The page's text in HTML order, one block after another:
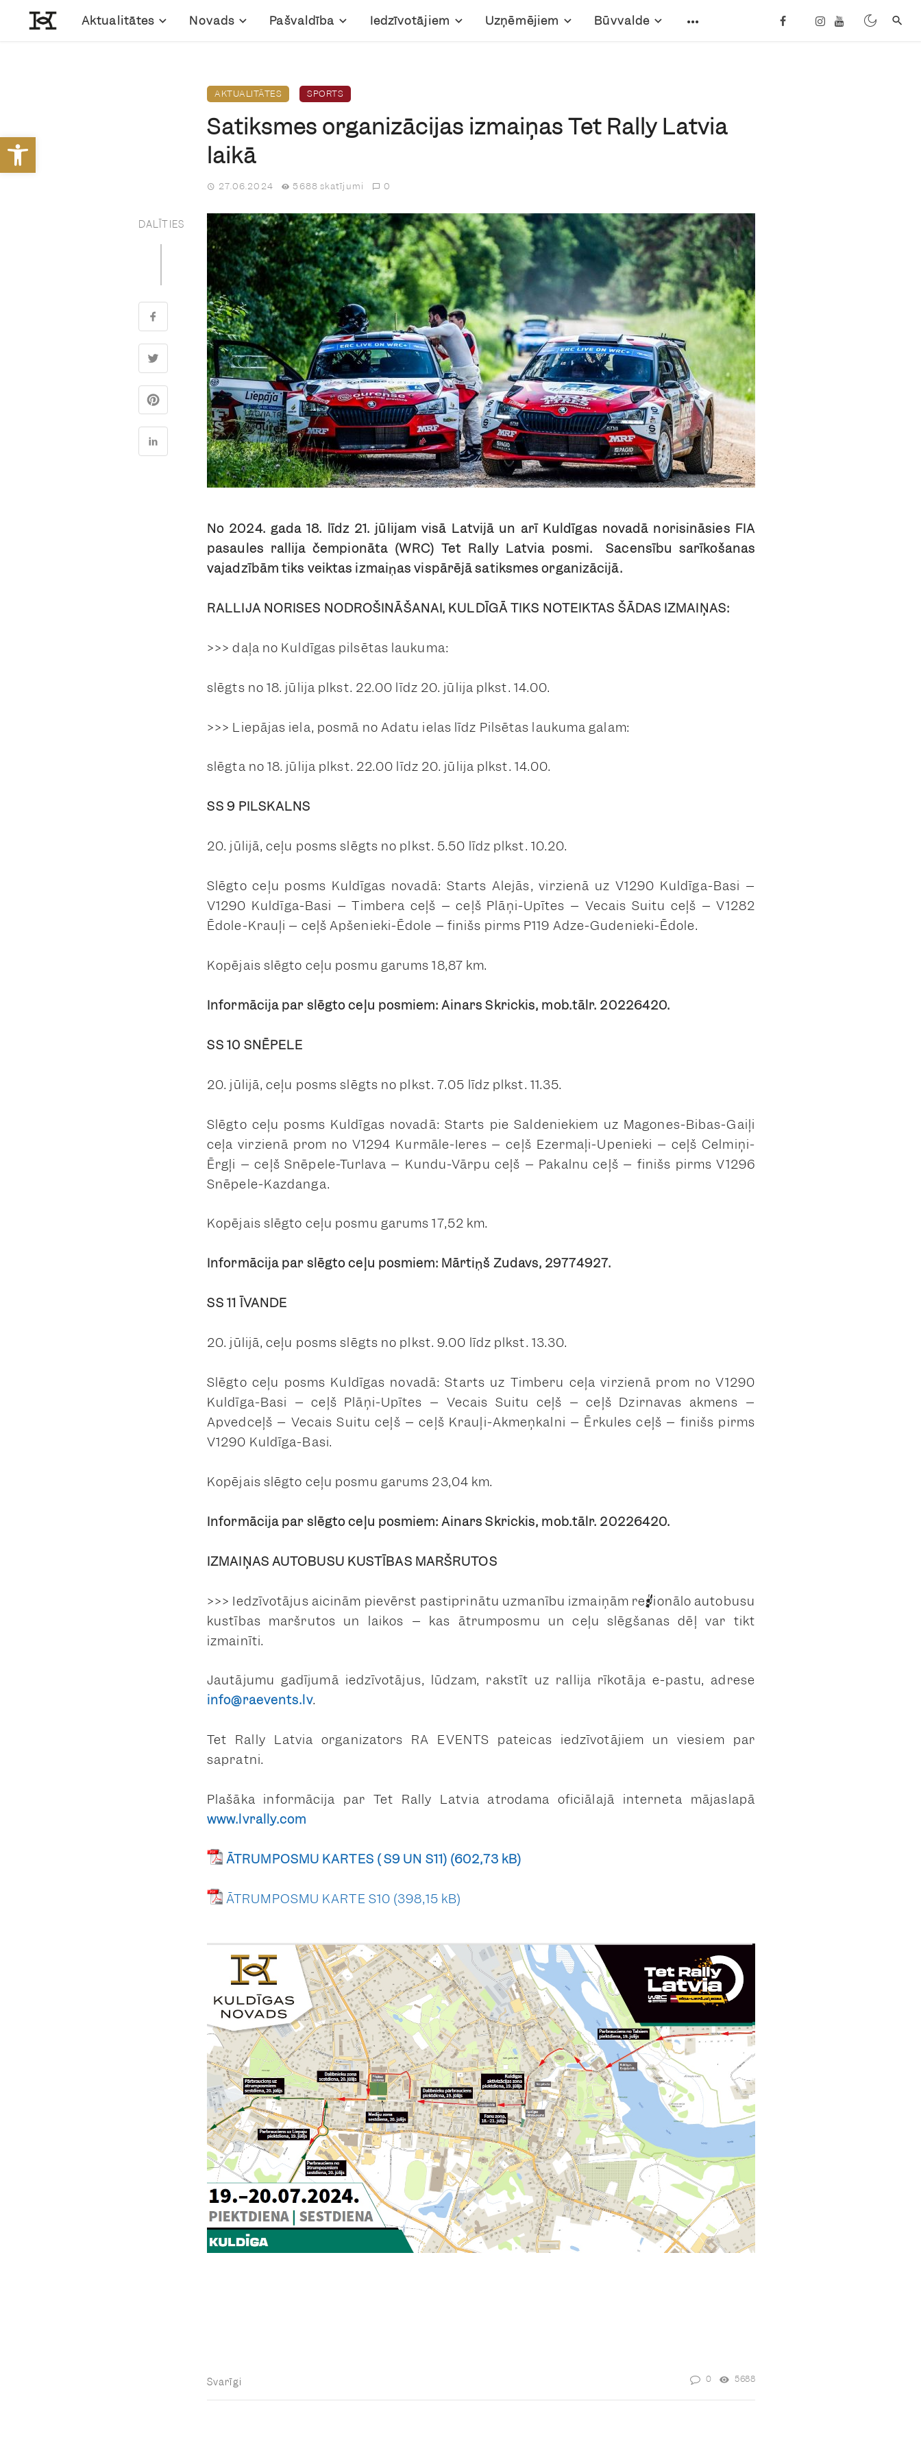
Open toolbar
Aktualitātes Novads Pašvaldība Iedzīvotājiem Uzņēmējiem Būvvalde
AKTUALITĀTES SPORTS
Satiksmes organizācijas izmaiņas Tet Rally Latvia
laikā
27.06.2024 5688 skatījumi 0
DALĪTIES
No 2024. gada 18. līdz 21. jūlijam visā Latvijā un arī Kuldīgas novadā norisināsies FIA
pasaules rallija čempionāta (WRC)Tet Rally Latvia posmi. Sacensību sarīkošanas
vajadzībām tiks veiktas izmaiņas vispārējā satiksmes organizācijā.
RALLIJA NORISES NODROŠINĀŠANAI, KULDĪGĀ TIKS NOTEIKTAS ŠĀDAS IZMAIŅAS:
>>> daļa no Kuldīgas pilsētas laukuma:
slēgts no 18. jūlija plkst. 22.00 līdz 20. jūlija plkst. 14.00.
>>> Liepājas iela, posmā no Adatu ielas līdz Pilsētas laukuma galam:
slēgta no 18. jūlija plkst. 22.00 līdz 20. jūlija plkst. 14.00.
SS 9 PILSKALNS
20. jūlijā, ceļu posms slēgts no plkst. 5.50 līdz plkst. 10.20.
Slēgto ceļu posms Kuldīgas novadā: Starts Alejās, virzienā uz V1290 Kuldīga-Basi –
V1290 Kuldīga-Basi – Timbera ceļš – ceļš Plāņi-Upītes – Vecais Suitu ceļš – V1282
Ēdole-Krauļi – ceļš Apšenieki-Ēdole – finišs pirms P119 Adze-Gudenieki-Ēdole.
Kopējais slēgto ceļu posmu garums 18,87 km.
Informācija par slēgto ceļu posmiem: Ainars Skrickis, mob.tālr. 20226420.
SS 10 SNĒPELE
20. jūlijā, ceļu posms slēgts no plkst. 7.05 līdz plkst. 11.35.
Slēgto ceļu posms Kuldīgas novadā: Starts pie Saldeniekiem uz Magones-Bibas-Gaiļi
ceļa virzienā prom no V1294 Kurmāle-Ieres – ceļš Ezermaļi-Upenieki – ceļš Celmiņi-
Ērgļi – ceļš Snēpele-Turlava – Kundu-Vārpu ceļš – Pakalnu ceļš – finišs pirms V1296
Snēpele-Kazdanga.
Kopējais slēgto ceļu posmu garums 17,52 km.
Informācija par slēgto ceļu posmiem: Mārtiņš Zudavs, 29774927.
SS 11 ĪVANDE
20. jūlijā, ceļu posms slēgts no plkst. 9.00 līdz plkst. 13.30.
Slēgto ceļu posms Kuldīgas novadā: Starts uz Timberu ceļa virzienā prom no V1290
Kuldīga-Basi – ceļš Plāņi-Upītes – Vecais Suitu ceļš – ceļš Dzirnavas akmens –
Apvedceļš – Vecais Suitu ceļš – ceļš Krauļi-Akmeņkalni – Ērkules ceļš – finišs pirms
V1290 Kuldīga-Basi.
Kopējais slēgto ceļu posmu garums 23,04 km.
Informācija par slēgto ceļu posmiem: Ainars Skrickis, mob.tālr. 20226420.
IZMAIŅAS AUTOBUSU KUSTĪBAS MARŠRUTOS
>>> Iedzīvotājus aicinām pievērst pastiprinātu uzmanību izmaiņām reģionālo autobusu
kustības maršrutos un laikos – kas ātrumposmu un ceļu slēgšanas dēļ var tikt
izmainīti.
Jautājumu gadījumā iedzīvotājus, lūdzam, rakstīt uz rallija rīkotāja e-pastu, adrese
info@raevents.lv.
Tet Rally Latvia organizators RA EVENTS pateicas iedzīvotājiem un viesiem par
sapratni.
Plašāka informācija parTet Rally Latvia atrodama oficiālajā interneta mājaslapā
www.lvrally.com
ĀTRUMPOSMU KARTES ( S9 UN S11)
ĀTRUMPOSMU KARTE S10
Svarīgi 0 5688